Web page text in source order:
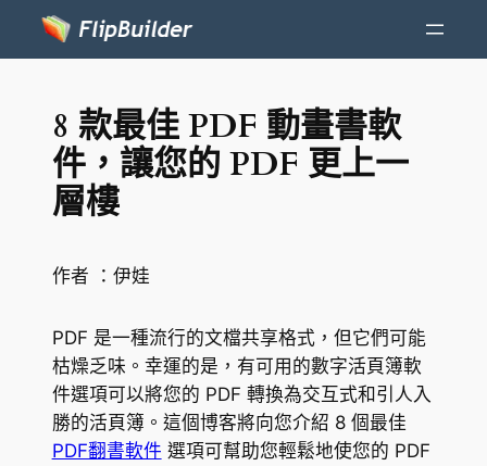
8 款最佳 PDF 動畫書軟
件，讓您的 PDF 更上一
層樓
作者 ： 伊娃
PDF 是一種流行的文檔共享格式，但它們可能
枯燥乏味。幸運的是，有可用的數字活頁簿軟
件選項可以將您的 PDF 轉換為交互式和引人入
勝的活頁簿。這個博客將向您介紹 8 個最佳
PDF翻書軟件 選項可幫助您輕鬆地使您的 PDF